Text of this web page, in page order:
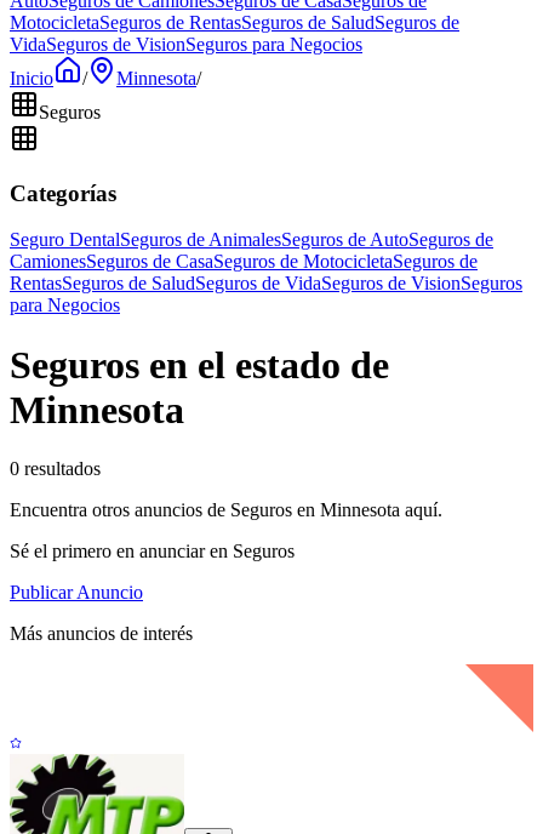
MotocicletaSeguros de RentasSeguros de SaludSeguros de
VidaSeguros de VisionSeguros para Negocios
Inicio
/ Minnesota/
Seguros
Categorías
Seguro DentalSeguros de AnimalesSeguros de AutoSeguros de
CamionesSeguros de CasaSeguros de MotocicletaSeguros de
RentasSeguros de SaludSeguros de VidaSeguros de VisionSeguros
para Negocios
Seguros en el estado de
Minnesota
0 resultados
Encuentra otros anuncios de Seguros en Minnesota aquí.
Sé el primero en anunciar en Seguros
Publicar Anuncio
Más anuncios de interés